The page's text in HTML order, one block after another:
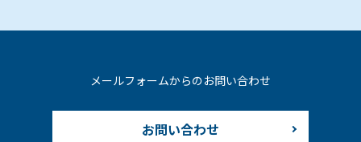
メールフォームからのお問い合わせ
お問い合わせ